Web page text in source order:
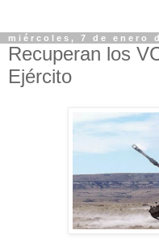
miércoles, 7 de enero
Recuperan los
Ejército